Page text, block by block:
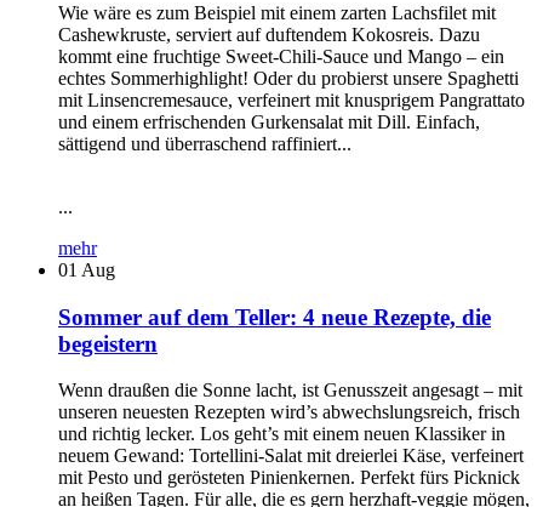
Wie wäre es zum Beispiel mit einem zarten Lachsfilet mit
Cashewkruste, serviert auf duftendem Kokosreis. Dazu
kommt eine fruchtige Sweet-Chili-Sauce und Mango – ein
echtes Sommerhighlight! Oder du probierst unsere Spaghetti
mit Linsencremesauce, verfeinert mit knusprigem Pangrattato
und einem erfrischenden Gurkensalat mit Dill. Einfach,
sättigend und überraschend raffiniert...
...
mehr
01 Aug
Sommer auf dem Teller: 4 neue Rezepte, die
begeistern
Wenn draußen die Sonne lacht, ist Genusszeit angesagt – mit
unseren neuesten Rezepten wird’s abwechslungsreich, frisch
und richtig lecker. Los geht’s mit einem neuen Klassiker in
neuem Gewand: Tortellini-Salat mit dreierlei Käse, verfeinert
mit Pesto und gerösteten Pinienkernen. Perfekt fürs Picknick
an heißen Tagen. Für alle, die es gern herzhaft-veggie mögen,